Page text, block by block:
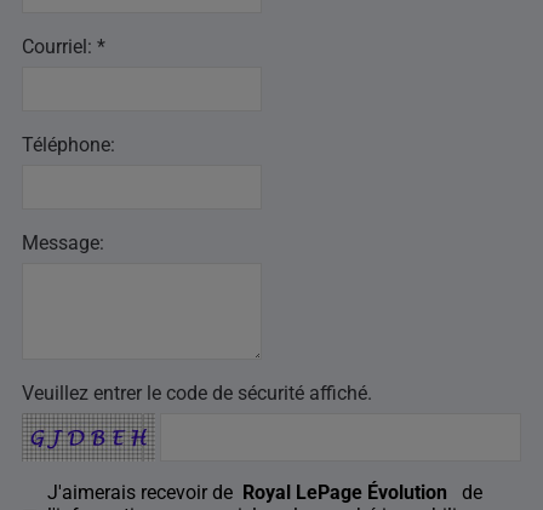
Courriel: *
Téléphone:
Message:
Veuillez entrer le code de sécurité affiché.
J'aimerais recevoir de Royal LePage Évolution
de